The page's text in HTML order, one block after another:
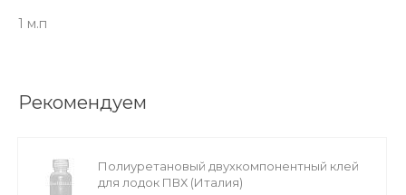
1 м.п
Рекомендуем
Полиуретановый двухкомпонентный клей
для лодок ПВХ (Италия)